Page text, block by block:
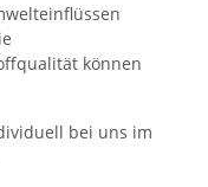
können
bei uns im